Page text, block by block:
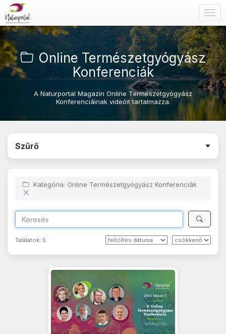
Online Természetgyógyász
Konferenciák
A Naturportal Magazin Online Természetgyógyász
Konferenciáinak videóit tartalmazza.
Szűrő
Kategória: Online Természetgyógyász Konferenciák
Találatok: 5